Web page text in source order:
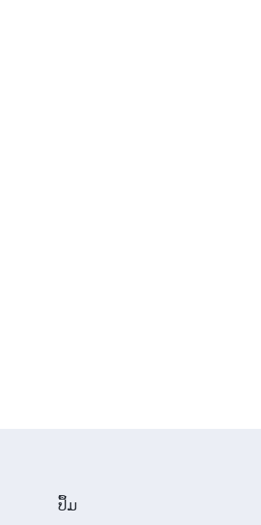
ປຶ້ມ